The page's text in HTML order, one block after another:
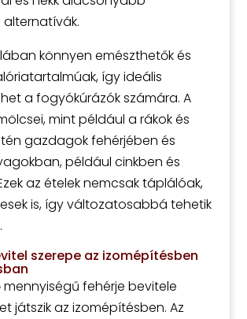
könnyen emészthetők és
így ideális
a fogyókúrázók számára. A
mint például a rákok és
gazdagok fehérjében és
például cinkben és
az ételek nemcsak táplálóak,
is, így változatosabbá tehetik
szerepe az izomépítésben
mennyiségű fehérje bevitele
játszik az izomépítésben. Az